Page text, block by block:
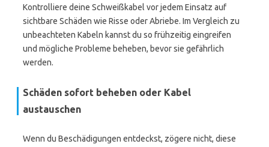
Kontrolliere deine Schweißkabel vor jedem Einsatz auf
sichtbare Schäden wie Risse oder Abriebe. Im Vergleich zu
unbeachteten Kabeln kannst du so frühzeitig eingreifen
und mögliche Probleme beheben, bevor sie gefährlich
werden.
Schäden sofort beheben oder Kabel
austauschen
Wenn du Beschädigungen entdeckst, zögere nicht, diese